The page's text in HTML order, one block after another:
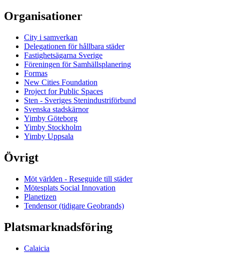
Organisationer
City i samverkan
Delegationen för hållbara städer
Fastighetsägarna Sverige
Föreningen för Samhällsplanering
Formas
New Cities Foundation
Project for Public Spaces
Sten - Sveriges Stenindustriförbund
Svenska stadskärnor
Yimby Göteborg
Yimby Stockholm
Yimby Uppsala
Övrigt
Möt världen - Reseguide till städer
Mötesplats Social Innovation
Planetizen
Tendensor (tidigare Geobrands)
Platsmarknadsföring
Calaicia